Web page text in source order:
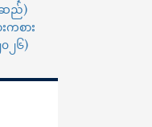
ဆည်)
ကစား
၂၆)